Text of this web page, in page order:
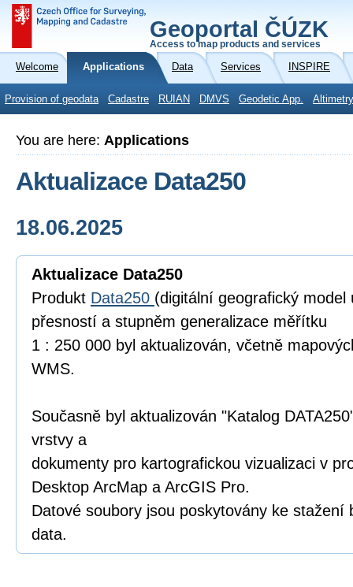
Geoportal ČÚZK
Access to map products and services
Welcome Applications Data Services INSPIRE
Provision of geodata Cadastre RUIAN DMVS Geodetic App.
You are here: Applications
Aktualizace Data250
18.06.2025
Aktualizace Data250
Produkt Data250 (digitální geografický
přesností a stupněm generalizace měřítku
1 : 250 000 byl aktualizován, včetně
WMS.
Současně byl aktualizován "Katalog
vrstvy a
dokumenty pro kartografickou vizualizaci v
Desktop ArcMap a ArcGIS Pro.
Datové soubory jsou poskytovány ke stažení
data.